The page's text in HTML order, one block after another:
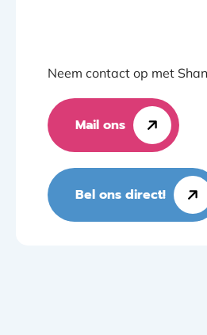
Neem contact op met
Mail ons
Bel ons direct!